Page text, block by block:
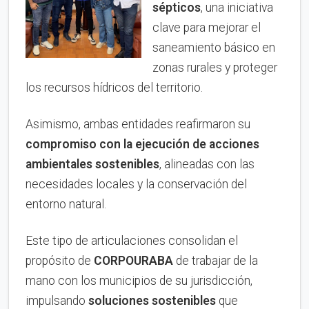
sépticos, una iniciativa
clave para mejorar el
saneamiento básico en
zonas rurales y proteger
los recursos hídricos del territorio.
Asimismo, ambas entidades reafirmaron su
compromiso con la ejecución de acciones
ambientales sostenibles, alineadas con las
necesidades locales y la conservación del
entorno natural.
Este tipo de articulaciones consolidan el
propósito de CORPOURABA de trabajar de la
mano con los municipios de su jurisdicción,
impulsando soluciones sostenibles que